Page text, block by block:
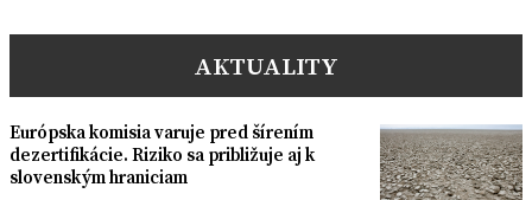
AKTUALITY
Európska komisia varuje pred šírením
dezertifikácie. Riziko sa približuje aj k
slovenským hraniciam